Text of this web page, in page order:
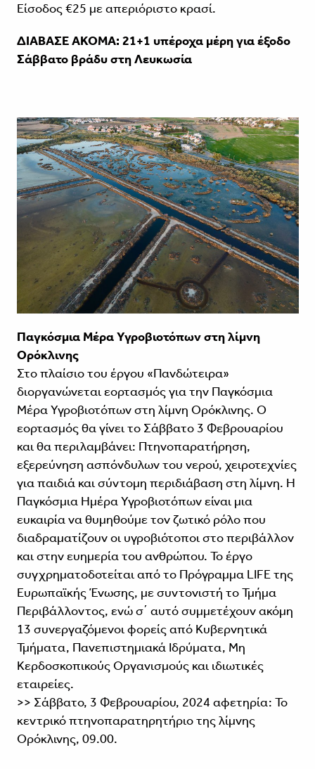
Είσοδος €25 με απεριόριστο κρασί.
ΔΙΑΒΑΣΕ ΑΚΟΜΑ: 21+1 υπέροχα μέρη για έξοδο
Σάββατο βράδυ στη Λευκωσία
Παγκόσμια Μέρα Υγροβιοτόπων στη λίμνη
Ορόκλινης
Στο πλαίσιο του έργου «Πανδώτειρα»
διοργανώνεται εορτασμός για την Παγκόσμια
Μέρα Υγροβιοτόπων στη λίμνη Ορόκλινης. Ο
εορτασμός θα γίνει το Σάββατο 3 Φεβρουαρίου
και θα περιλαμβάνει: Πτηνοπαρατήρηση,
εξερεύνηση ασπόνδυλων του νερού, χειροτεχνίες
για παιδιά και σύντομη περιδιάβαση στη λίμνη. Η
Παγκόσμια Ημέρα Υγροβιοτόπων είναι μια
ευκαιρία να θυμηθούμε τον ζωτικό ρόλο που
διαδραματίζουν οι υγροβιότοποι στο περιβάλλον
και στην ευημερία του ανθρώπου. Το έργο
συγχρηματοδοτείται από το Πρόγραμμα LIFE της
Ευρωπαϊκής Ένωσης, με συντονιστή το Τμήμα
Περιβάλλοντος, ενώ σ΄ αυτό συμμετέχουν ακόμη
13 συνεργαζόμενοι φορείς από Κυβερνητικά
Τμήματα, Πανεπιστημιακά Ιδρύματα, Μη
Κερδοσκοπικούς Οργανισμούς και ιδιωτικές
εταιρείες.
>> Σάββατο, 3 Φεβρουαρίου, 2024 αφετηρία: Το
κεντρικό πτηνοπαρατηρητήριο της λίμνης
Ορόκλινης, 09.00.